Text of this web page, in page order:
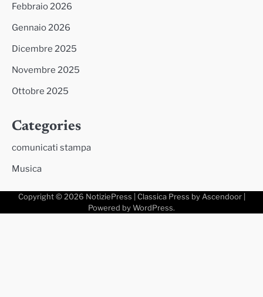
Febbraio 2026
Gennaio 2026
Dicembre 2025
Novembre 2025
Ottobre 2025
Categories
comunicati stampa
Musica
Copyright © 2026 NotiziePress | Classica Press by Ascendoor|
Powered by WordPress.